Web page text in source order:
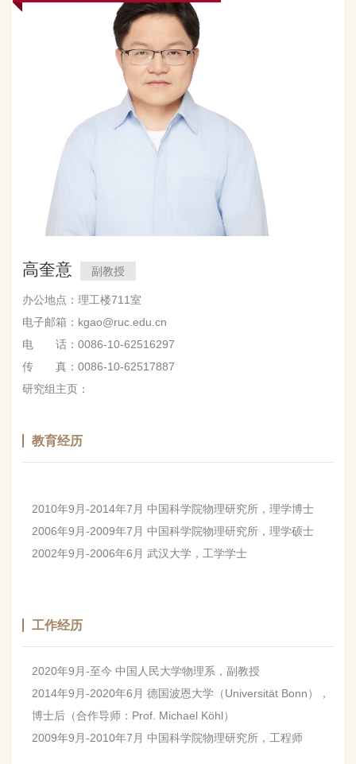
高奎意 副教授
办公地点：理工楼711室
电子邮箱：kgao@ruc.edu.cn
电 话：0086-10-62516297
传 真：0086-10-62517887
研究组主页：
教育经历
2010年9 月-2014年7 月 中国科学院物理研究所，理学博士
2006年9 月-2009年7 月 中国科学院物理研究所，理学硕士
2002年9 月-2006年6 月 武汉大学，工学学士
工作经历
2020年9 月-至今 中国人民大学物理系，副教授
2014年9 月-2020年6 月 德国波恩大学（Universität Bonn），
博士后（合作导师： Prof. Michael Köhl）
2009年9 月-2010年7 月 中国科学院物理研究所，工程师